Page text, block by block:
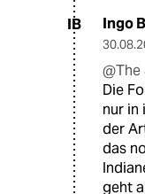
IB Ingo
Die
nur in
der
das
geht